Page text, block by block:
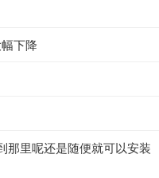
下降
那里呢还是随便就可以安装